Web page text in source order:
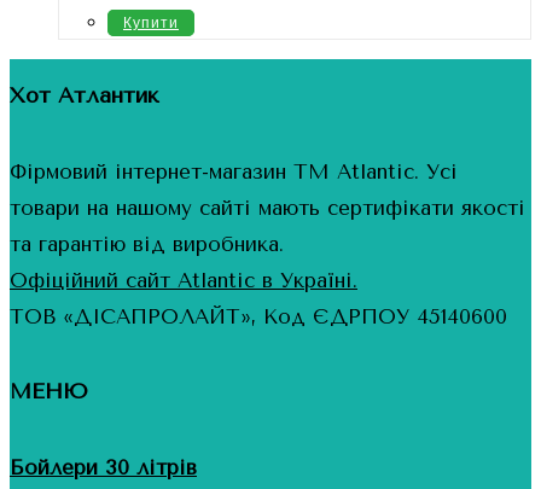
Купити
Хот Атлантик
Фірмовий інтернет-магазин ТМ Atlantic. Усі
товари на нашому сайті мають сертифікати якості
та гарантію від виробника.
Офіційний сайт Atlantic в Україні.
ТОВ «ДІСАПРОЛАЙТ», Код ЄДРПОУ 45140600
МЕНЮ
Бойлери 30 літрів